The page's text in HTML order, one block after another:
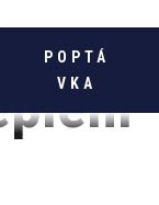
POPTÁ
VKA
bytů